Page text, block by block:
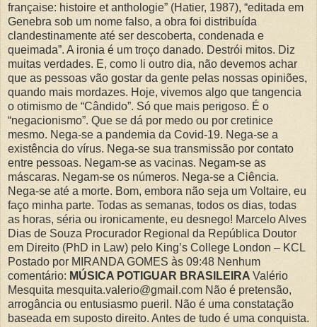
française: histoire et anthologie” (Hatier, 1987), “editada em
Genebra sob um nome falso, a obra foi distribuída
clandestinamente até ser descoberta, condenada e
queimada”. A ironia é um troço danado. Destrói mitos. Diz
muitas verdades. E, como li outro dia, não devemos achar
que as pessoas vão gostar da gente pelas nossas opiniões,
quando mais mordazes. Hoje, vivemos algo que tangencia
o otimismo de “Cândido”. Só que mais perigoso. É o
“negacionismo”. Que se dá por medo ou por cretinice
mesmo. Nega-se a pandemia da Covid-19. Nega-se a
existência do vírus. Nega-se sua transmissão por contato
entre pessoas. Negam-se as vacinas. Negam-se as
máscaras. Negam-se os números. Nega-se a Ciência.
Nega-se até a morte. Bom, embora não seja um Voltaire, eu
faço minha parte. Todas as semanas, todos os dias, todas
as horas, séria ou ironicamente, eu desnego! Marcelo Alves
Dias de Souza Procurador Regional da República Doutor
em Direito (PhD in Law) pelo King’s College London – KCL
Postado por MIRANDA GOMES às 09:48 Nenhum
comentário: MÚSICA POTIGUAR BRASILEIRA Valério
Mesquita mesquita.valerio@gmail.com Não é pretensão,
arrogância ou entusiasmo pueril. Não é uma constatação
baseada em suposto direito. Antes de tudo é uma conquista.